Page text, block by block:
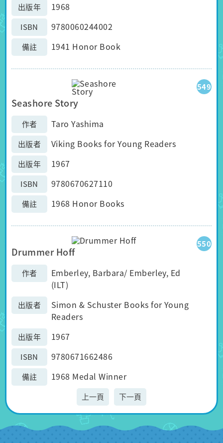
出版年 1968
ISBN 9780060244002
備註 1941 Honor Book
549
Seashore Story
作者 Taro Yashima
出版者 Viking Books for Young Readers
出版年 1967
ISBN 9780670627110
備註 1968 Honor Books
550
Drummer Hoff
作者
Emberley, Barbara/ Emberley, Ed
(ILT)
出版者
Simon & Schuster Books for Young
Readers
出版年 1967
ISBN 9780671662486
備註 1968 Medal Winner
上一頁 下一頁